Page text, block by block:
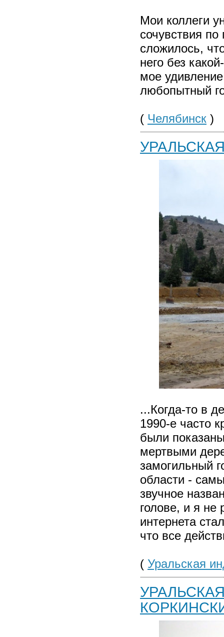
Мои коллеги
сочувствия
сложилось,
него без
мое
любопытный
( Челябинск )
...Когда-то в
1990-е часто
были
мертвыми
замогильный
области -
звучное
голове, и я не
интернета
что все
( Уральская